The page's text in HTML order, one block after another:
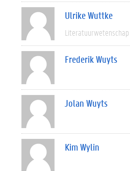
Ulrike Wuttke
Literatuurwetenschap
Frederik Wuyts
Jolan Wuyts
Kim Wylin